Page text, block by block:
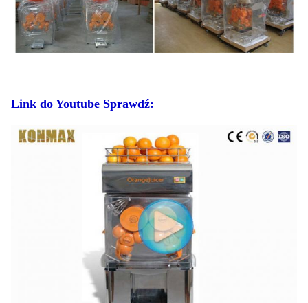
Link do Youtube Sprawdź: